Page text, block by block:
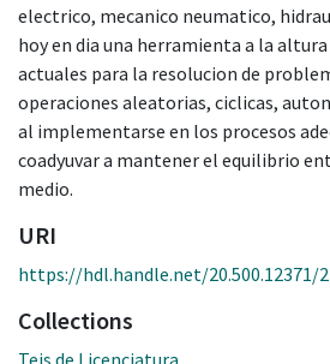
electrico, mecanico neumatico,
hoy en dia una herramienta a la altura
actuales para la resolucion de
operaciones aleatorias, ciclicas,
al implementarse en los procesos
coadyuvar a mantener el equilibrio
medio.
URI
https://hdl.handle.net/20.500.12371/
Collections
Teis de Licenciatura